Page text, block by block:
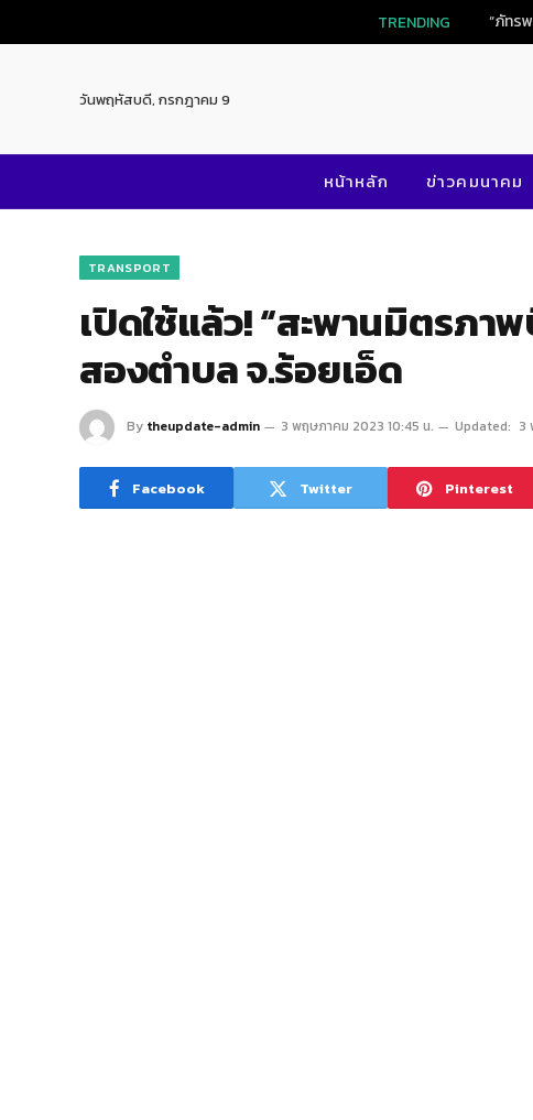
TRENDING
วันพฤหัสบดี, กรกฎาคม 9
หน้าหลัก ข่าวคมนาคม
TRANSPORT
เปิดใช้แล้ว! “สะพานมิตรภา
สองตำบล จ.ร้อยเอ็ด
By theupdate-admin 3 พฤษภาคม 2023 10:45 น. Updated: 3
Facebook Twitter Pinterest